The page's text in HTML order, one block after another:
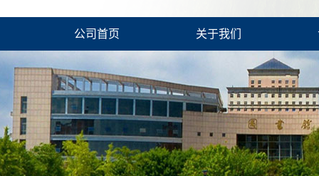
公司首页 关于我们